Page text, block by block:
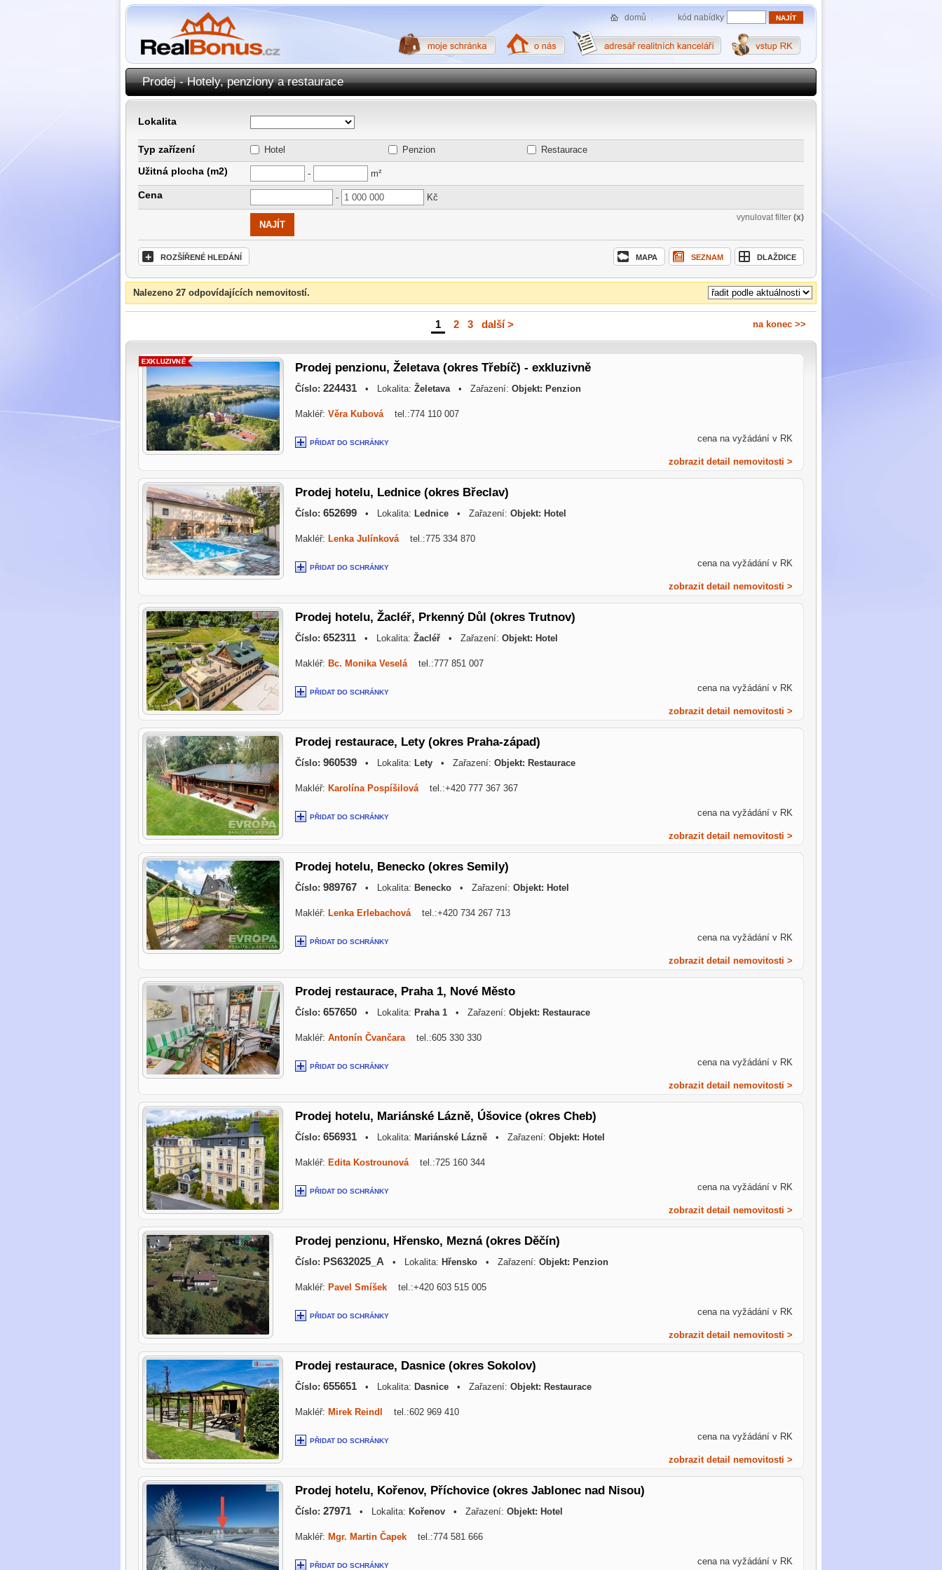
Prodej - Hotely, penziony a restaurace
Lokalita
Typ zařízení Hotel Penzion Restaurace
Užitná plocha (m2) - m²
Cena - Kč
vynulovat filter (x)
DLAŽDICE
SEZNAM
MAPA
+ ROZŠÍŘENÉ HLEDÁNÍ
Nalezeno 27 odpovídajících nemovitostí.
na konec >>
1 2 3 další >
Prodej penzionu, Želetava (okres Třebíč) - exkluzivně
Číslo: 224431 • Lokalita: Želetava• Zařazení: Objekt: Penzion
Makléř: Věra Kubovátel.:774 110 007
cena na vyžádání v RK
PŘIDAT DO SCHRÁNKY
zobrazit detail nemovitosti >
Prodej hotelu, Lednice (okres Břeclav)
Číslo: 652699 • Lokalita: Lednice • Zařazení: Objekt: Hotel
Makléř: Lenka Julínkovátel.:775 334 870
cena na vyžádání v RK
PŘIDAT DO SCHRÁNKY
zobrazit detail nemovitosti >
Prodej hotelu, Žacléř, Prkenný Důl (okres Trutnov)
Číslo: 652311 • Lokalita: Žacléř • Zařazení: Objekt: Hotel
Makléř: Bc. Monika Veselátel.:777 851 007
cena na vyžádání v RK
PŘIDAT DO SCHRÁNKY
zobrazit detail nemovitosti >
Prodej restaurace, Lety (okres Praha-západ)
Číslo: 960539 • Lokalita: Lety • Zařazení: Objekt: Restaurace
Makléř: Karolína Pospíšilovátel.:+420 777 367 367
cena na vyžádání v RK
PŘIDAT DO SCHRÁNKY
zobrazit detail nemovitosti >
Prodej hotelu, Benecko (okres Semily)
Číslo: 989767 • Lokalita: Benecko • Zařazení: Objekt: Hotel
Makléř: Lenka Erlebachovátel.:+420 734 267 713
cena na vyžádání v RK
PŘIDAT DO SCHRÁNKY
zobrazit detail nemovitosti >
Prodej restaurace, Praha 1, Nové Město
Číslo: 657650 • Lokalita: Praha 1 • Zařazení: Objekt: Restaurace
Makléř: Antonín Čvančaratel.:605 330 330
cena na vyžádání v RK
PŘIDAT DO SCHRÁNKY
zobrazit detail nemovitosti >
Prodej hotelu, Mariánské Lázně, Úšovice (okres Cheb)
Číslo: 656931 • Lokalita: Mariánské Lázně • Zařazení: Objekt: Hotel
Makléř: Edita Kostrounovátel.:725 160 344
cena na vyžádání v RK
PŘIDAT DO SCHRÁNKY
zobrazit detail nemovitosti >
Prodej penzionu, Hřensko, Mezná (okres Děčín)
Číslo: PS632025_A • Lokalita: Hřensko • Zařazení: Objekt: Penzion
Makléř: Pavel Smíšek tel.:+420 603 515 005
cena na vyžádání v RK
PŘIDAT DO SCHRÁNKY
zobrazit detail nemovitosti >
Prodej restaurace, Dasnice (okres Sokolov)
Číslo: 655651 • Lokalita: Dasnice • Zařazení: Objekt: Restaurace
Makléř: Mirek Reindl tel.:602 969 410
cena na vyžádání v RK
PŘIDAT DO SCHRÁNKY
zobrazit detail nemovitosti >
Prodej hotelu, Kořenov, Příchovice (okres Jablonec nad Nisou)
Číslo: 27971 • Lokalita: Kořenov • Zařazení: Objekt: Hotel
Makléř: Mgr. Martin Čapek tel.:774 581 666
cena na vyžádání v RK
PŘIDAT DO SCHRÁNKY
kód nabídky
domů